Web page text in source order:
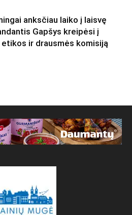
anksčiau laiko į laisvę
Gapšys kreipėsi į
ir drausmės komisiją